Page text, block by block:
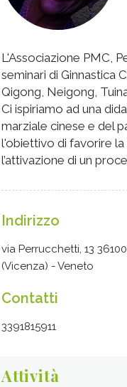
L'Associazione PMC,
seminari di Ginnastica
Qigong, Neigong,
Ci ispiriamo ad una
marziale cinese e del
l'obiettivo di favorire
l’attivazione di un
Indirizzo
via Perrucchetti, 13
(Vicenza) - Veneto
Contatti
3391815911
Attività